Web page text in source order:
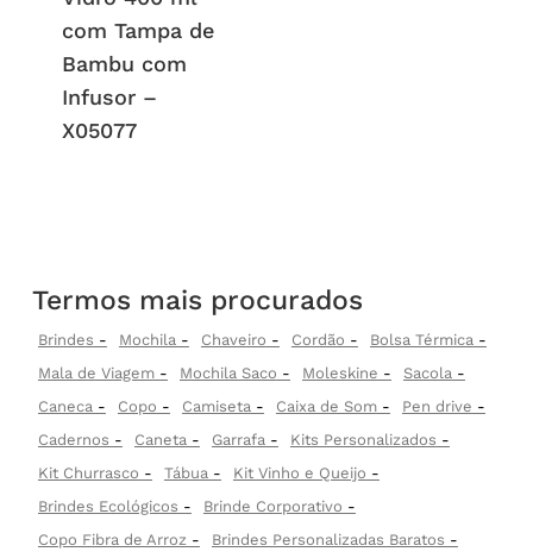
com Tampa de
Bambu com
Infusor –
X05077
Termos mais procurados
Brindes Mochila Chaveiro Cordão
Bolsa Térmica
Mala de Viagem
Mochila Saco Moleskine
Sacola
Caneca
Copo Camiseta Caixa de Som
Pen drive
Cadernos
Caneta Garrafa
Kits Personalizados
Kit Churrasco
Tábua
Kit Vinho e Queijo
Brindes Ecológicos
Brinde Corporativo
Copo Fibra de Arroz
Brindes Personalizadas Baratos